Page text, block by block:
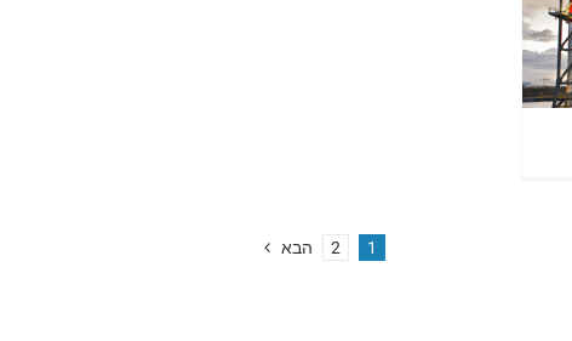
1
2 הבא